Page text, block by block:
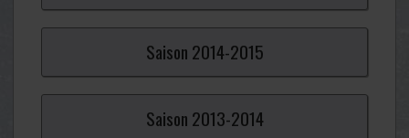
Saison 2014-2015
Saison 2013-2014